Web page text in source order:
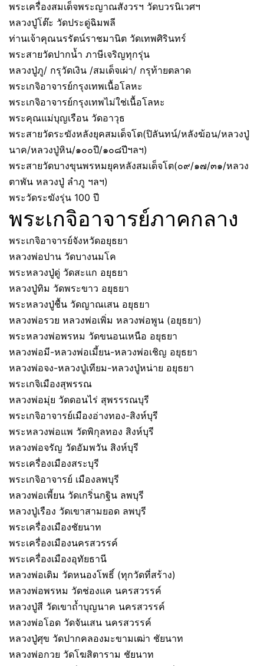
พระเครื่องสมเด็จพระญาณสังวรฯ วัดบวรนิเวศฯ
หลวงปู่โต๊ะ วัดประดู่ฉิมพลี
ท่านเจ้าคุณนรรัตน์ราชมานิต วัดเทพศิรินทร์
พระสายวัดปากน้ำ ภาษีเจริญทุกรุ่น
หลวงปู่ภู/ กรุวัดเงิน /สมเด็จเผ่า/ กรุท้ายตลาด
พระเกจิอาจารย์กรุงเทพเนื้อโลหะ
พระเกจิอาจารย์กรุงเทพไม่ใช่เนื้อโลหะ
พระคุณแม่บุญเรือน วัดอาวุธ
พระสายวัดระฆังหลังยุคสมเด็จโต(ปิลันทน์/หลังฆ้อน/หลวงปู่
นาค/หลวงปู่หิน/๑๐๐ปี/๑๐๘ปีฯลฯ)
พระสายวัดบางขุนพรหมยุคหลังสมเด็จโต(๐๙/๑๗/๓๑/หลวง
ตาพัน หลวงปู่ ลำภู ฯลฯ)
พระวัดระฆังรุ่น 100 ปี
พระเกจิอาจารย์ภาคกลาง
พระเกจิอาจารย์จังหวัดอยุธยา
หลวงพ่อปาน วัดบางนมโค
พระหลวงปู่ดู่ วัดสะแก อยุธยา
หลวงปู่ทิม วัดพระขาว อยุธยา
พระหลวงปู่ชื้น วัดญาณเสน อยุธยา
หลวงพ่อรวย หลวงพ่อเพิ่ม หลวงพ่อพูน (อยุธยา)
พระหลวงพ่อพรหม วัดขนอนเหนือ อยุธยา
หลวงพ่อมี-หลวงพ่อเมี้ยน-หลวงพ่อเชิญ อยุธยา
หลวงพ่อจง-หลวงปู่เทียม-หลวงปู่หน่าย อยุธยา
พระเกจิเมืองสุพรรณ
หลวงพ่อมุ่ย วัดดอนไร่ สุพรรรณบุรี
พระเกจิอาจารย์เมืองอ่างทอง-สิงห์บุรี
พระหลวงพ่อแพ วัดพิกุลทอง สิงห์บุรี
หลวงพ่อจรัญ วัดอัมพวัน สิงห์บุรี
พระเครื่องเมืองสระบุรี
พระเกจิอาจารย์ เมืองลพบุรี
หลวงพ่อเพี้ยน วัดเกริ่นกฐิน ลพบุรี
หลวงปู่เรือง วัดเขาสามยอด ลพบุรี
พระเครื่องเมืองชัยนาท
พระเครื่องเมืองนครสวรรค์
พระเครื่องเมืองอุทัยธานี
หลวงพ่อเดิม วัดหนองโพธิ์ (ทุกวัดที่สร้าง)
หลวงพ่อพรหม วัดช่องแค นครสวรรค์
หลวงปู่สี วัดเขาถ้ำบุญนาค นครสวรรค์
หลวงพ่อโอด วัดจันเสน นครสวรรค์
หลวงปู่ศุข วัดปากคลองมะขามเฒ่า ชัยนาท
หลวงพ่อกวย วัดโฆสิตาราม ชัยนาท